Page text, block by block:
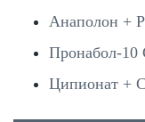
Анаполон +
Пронабол-10
Ципионат +